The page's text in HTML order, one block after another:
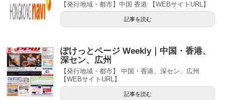
【発行地域・都市】中国 香港 【WEBサイトURL】
記事を読む
ぽけっとページ Weekly｜中国・香港、
深セン、広州
【発行地域・都市】 中国・香港、深セン、広州
【WEBサイトURL】
記事を読む